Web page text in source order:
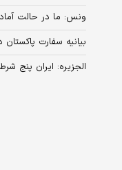
ونس: ما در حالت
بیانیه سفارت
الجزیره: ایران پنج